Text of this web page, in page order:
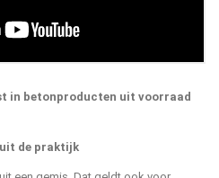
in betonproducten uit voorraad
de praktijk